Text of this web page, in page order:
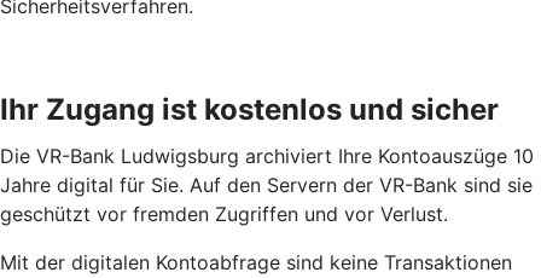
Sicherheitsverfahren.
Ihr Zugang ist kostenlos und sicher
Die VR-Bank Ludwigsburg archiviert Ihre Kontoauszüge 10
Jahre digital für Sie. Auf den Servern der VR-Bank sind sie
geschützt vor fremden Zugriffen und vor Verlust.
Mit der digitalen Kontoabfrage sind keine Transaktionen